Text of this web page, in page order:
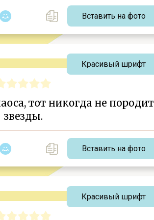
Вставить на фото
тот никогда не породит
звезды.
Вставить на фото
Красивый шрифт
Красивый шрифт